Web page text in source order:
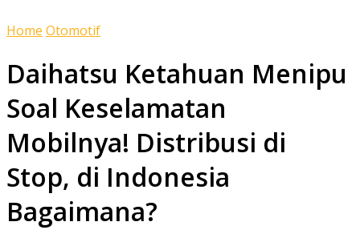
Home Otomotif
Daihatsu Ketahuan Menipu
Soal Keselamatan
Mobilnya! Distribusi di
Stop, di Indonesia
Bagaimana?